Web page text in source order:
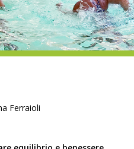
Ferraioli